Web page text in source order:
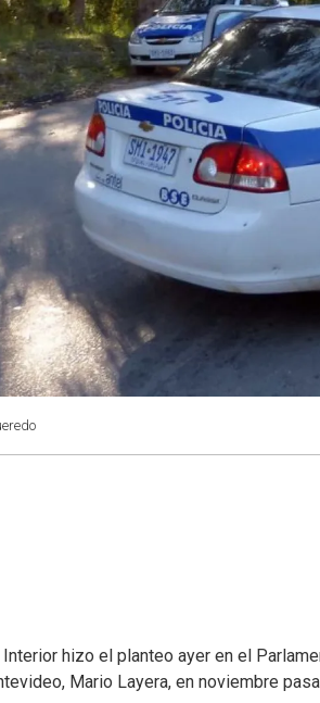
hizo el planteo ayer en el
Mario Layera, en noviembre